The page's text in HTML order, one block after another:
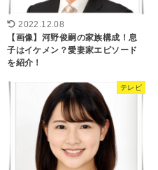
2022.12.08
【画像】河野俊嗣の家族構成！息
子はイケメン？愛妻家エピソード
を紹介！
テレビ